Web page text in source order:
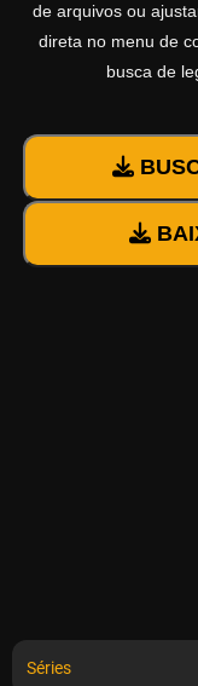
de arquivos ou
direta no menu de
busca de
Séries